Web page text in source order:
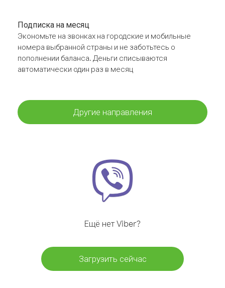
Подписка на месяц
Экономьте на звонках на городские и мобильные
номера выбранной страны и не заботьтесь о
пополнении баланса. Деньги списываются
автоматически один раз в месяц
Другие направления
Ещё нет Viber?
Загрузить сейчас